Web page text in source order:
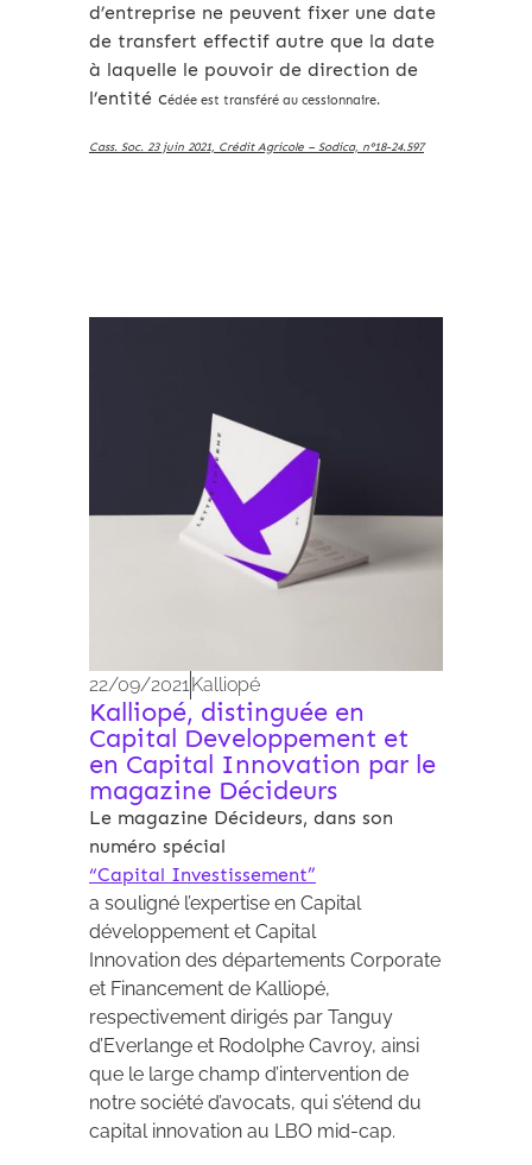
d’entreprise ne peuvent fixer une date
de transfert effectif autre que la date
à laquelle le pouvoir de direction de
l’entité cédée est transféré au cessionnaire.
Cass. Soc. 23 juin 2021, Crédit Agricole – Sodica, n°18-24.597
22/09/2021Kalliopé
Kalliopé, distinguée en
Capital Developpement et
en Capital Innovation par le
magazine Décideurs
Le magazine Décideurs, dans son
numéro spécial
“Capital Investissement”
a souligné l’expertise en Capital
développement et Capital
Innovation des départements Corporate
et Financement de Kalliopé,
respectivement dirigés par Tanguy
d’Everlange et Rodolphe Cavroy, ainsi
que le large champ d’intervention de
notre société d’avocats, qui s’étend du
capital innovation au LBO mid-cap.